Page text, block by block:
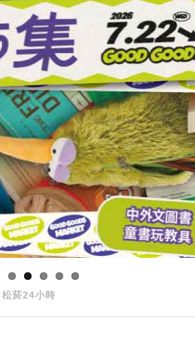
松菸24小時